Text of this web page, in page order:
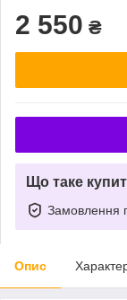
2 550 ₴
Що таке
Замовлення
Опис